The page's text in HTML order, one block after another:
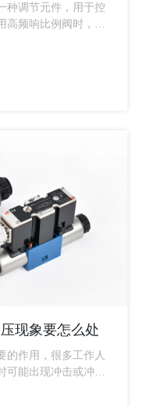
种调节元件，用于控
高频响比例阀时，可
影响企业生产的稳
现象要怎么处
的作用，很多工作人
能出现冲击或冲压
和设备使用寿命造